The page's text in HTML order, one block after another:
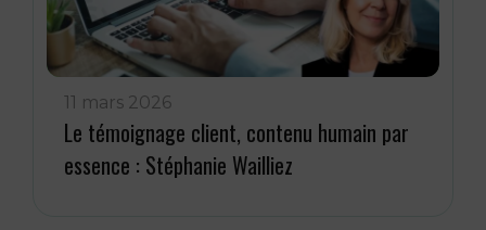
11 mars 2026
Le témoignage client, contenu humain par
essence : Stéphanie Wailliez